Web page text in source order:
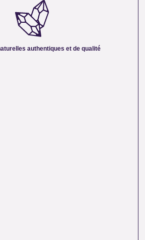
authentiques et de qualité
rigoureusement nos minéraux pour
100 % naturelles, non traitées et
et son authenticité afin de vous